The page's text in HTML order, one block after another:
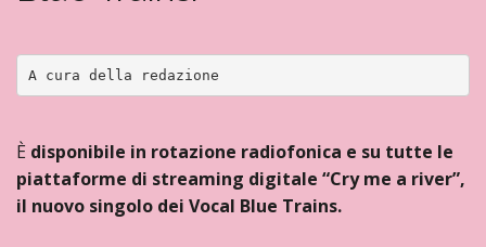
A cura della redazione
È disponibile in rotazione radiofonica e su tutte le
piattaforme di streaming digitale “Cry me a river”,
il nuovo singolo dei Vocal Blue Trains.